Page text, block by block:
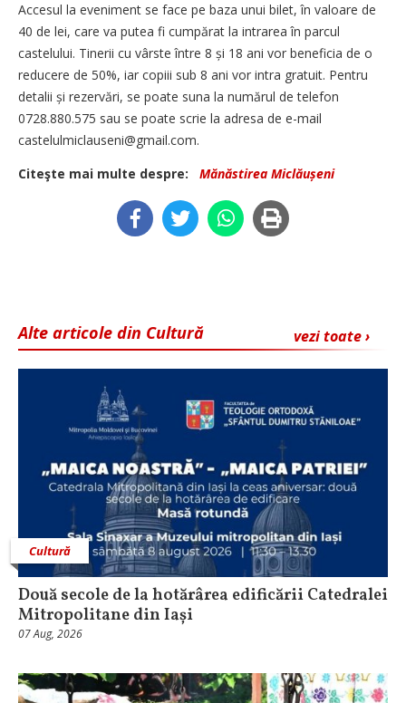
Accesul la eveniment se face pe baza unui bilet, în valoare de
40 de lei, care va putea fi cumpărat la intrarea în parcul
castelului. Tinerii cu vârste între 8 și 18 ani vor beneficia de o
reducere de 50%, iar copiii sub 8 ani vor intra gratuit. Pentru
detalii și rezervări, se poate suna la numărul de telefon
0728.880.575 sau se poate scrie la adresa de e-mail
castelulmiclauseni@gmail.com.
Citeşte mai multe despre:
Mănăstirea Miclăușeni
vezi toate ›
Alte articole din Cultură
Cultură
Două secole de la hotărârea edificării Catedralei
Mitropolitane din Iași
07 Aug, 2026